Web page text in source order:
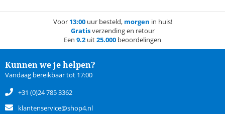
Voor 13:00uur besteld, morgen in huis!
Gratisverzending en retour
Een 9.2 uit25.000 beoordelingen
Kunnen we je helpen?
Vandaag bereikbaar tot 17:00
+31 (0)24 785 3362
klantenservice@shop4.nl